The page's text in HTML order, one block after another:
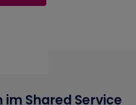
Shared Service